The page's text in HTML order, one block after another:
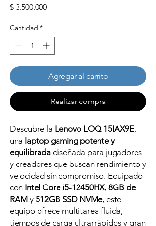
$ 3.500.000Precio
Cantidad *
Agregar al carrito
Realizar compra
Descubre la Lenovo LOQ 15IAX9E,
una laptop gaming potente y
equilibrada diseñada para jugadores
y creadores que buscan rendimiento y
velocidad sin compromiso. Equipado
con Intel Core i5-12450HX, 8GB de
RAM y 512GB SSD NVMe, este
equipo ofrece multitarea fluida,
tiempos de carga ultrarrápidos y gran